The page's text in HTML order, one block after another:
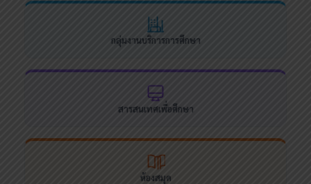
กลุ่มงานบริการการศึกษา
สารสนเทศเพื่อศึกษา
ห้องสมุด